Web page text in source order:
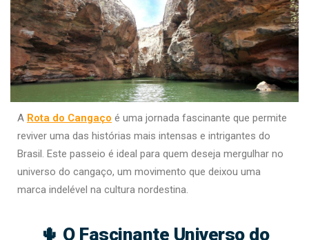
A Rota do Cangaço é uma jornada fascinante que permite
reviver uma das histórias mais intensas e intrigantes do
Brasil. Este passeio é ideal para quem deseja mergulhar no
universo do cangaço, um movimento que deixou uma
marca indelével na cultura nordestina.
🌵 O Fascinante Universo do